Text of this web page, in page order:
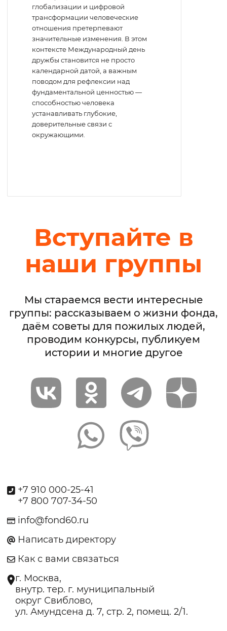
глобализации и цифровой
трансформации человеческие
отношения претерпевают
значительные изменения. В этом
контексте Международный день
дружбы становится не просто
календарной датой, а важным
поводом для рефлексии над
фундаментальной ценностью —
способностью человека
устанавливать глубокие,
доверительные связи с
окружающими.
Вступайте в
наши группы
Мы стараемся вести интересные
группы: рассказываем о жизни фонда,
даём советы для пожилых людей,
проводим конкурсы, публикуем
истории и многие другое
+7 910 000-25-41
+7 800 707-34-50
info@fond60.ru
Написать директору
Как с вами связаться
г. Москва,
внутр. тер. г. муниципальный
округ Свиблово,
ул. Амундсена д. 7, стр. 2, помещ. 2/1.